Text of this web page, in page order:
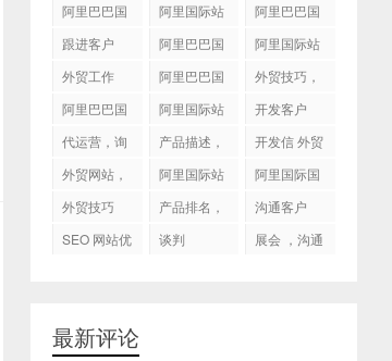
阿里巴巴国
阿里国际站
国际站托管
服务，阿里
服务
阿里巴巴国
跟进客户
阿里巴巴国
阿里国际站
外贸工作
阿里巴巴国
作
外贸技巧，
阿里巴巴国
化
阿里国际站
开发客户
代运营，询
产品描述，
开发信 外贸
外贸网站，
阿里国际站
阿里国际国
外贸技巧
产品排名，
沟通客户
SEO 网站优
谈判
展会 ，沟通
最新评论